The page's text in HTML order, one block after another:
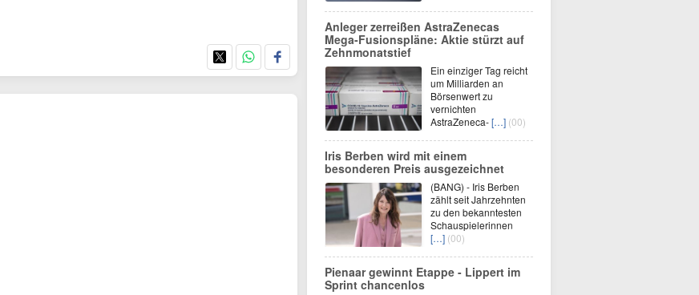
Anleger zerreißen AstraZenecas
Mega-Fusionspläne: Aktie stürzt auf
Zehnmonatstief
Ein einziger Tag reicht
um Milliarden an
Börsenwert zu
vernichten
AstraZeneca-[…] (00)
Iris Berben wird mit einem
besonderen Preis ausgezeichnet
(BANG) - Iris Berben
zählt seit Jahrzehnten
zu den bekanntesten
Schauspielerinnen
[…] (00)
Pienaar gewinnt Etappe - Lippert im
Sprint chancenlos